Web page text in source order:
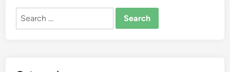
Search